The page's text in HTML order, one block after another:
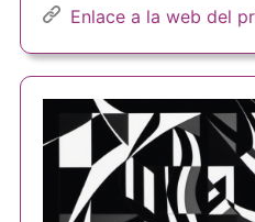
Enlace a la web del